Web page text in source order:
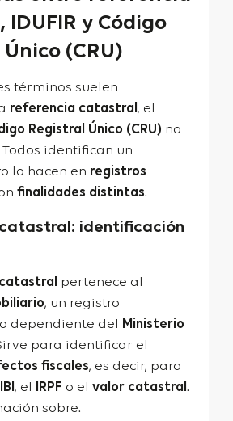
y Código
(CRU)
términos suelen
referencia catastral , el
Registral Único (CRU) no
identifican un
lo hacen en registros
finalidades distintas.
identificación
pertenece al
, un registro
dependiente del
Ministerio
para identificar el
fiscales, es decir, para
IBI , el IRPF o el valor catastral .
sobre: